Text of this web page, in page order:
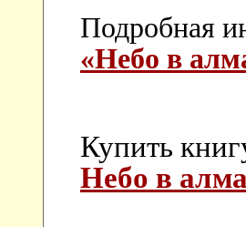
Подробная
«Небо в
Купить
Небо в